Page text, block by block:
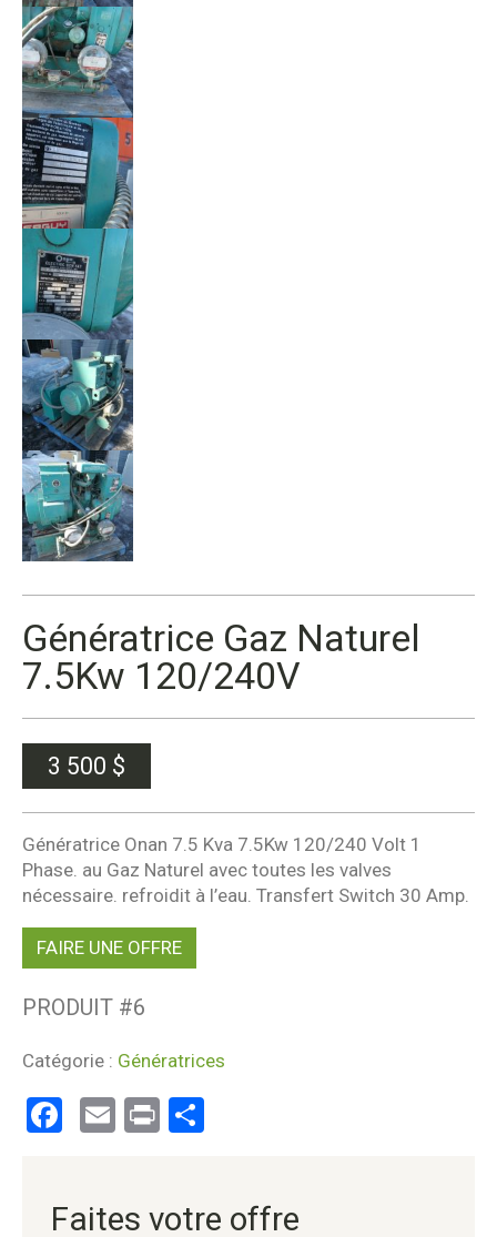
Génératrice Gaz Naturel
7.5Kw 120/240V
3 500 $
Génératrice Onan 7.5 Kva 7.5Kw 120/240 Volt 1
Phase. au Gaz Naturel avec toutes les valves
nécessaire. refroidit à l’eau. Transfert Switch 30 Amp.
FAIRE UNE OFFRE
PRODUIT #6
Catégorie : Génératrices
Facebook
EmailPrint
Faites votre offre